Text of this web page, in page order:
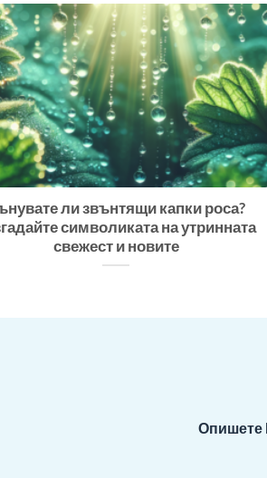
ли звънтящи капки роса?
символиката на утринната
свежест и новите
Опишете